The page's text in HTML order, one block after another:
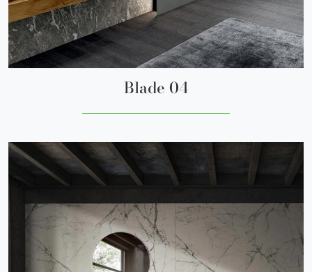
Blade 04